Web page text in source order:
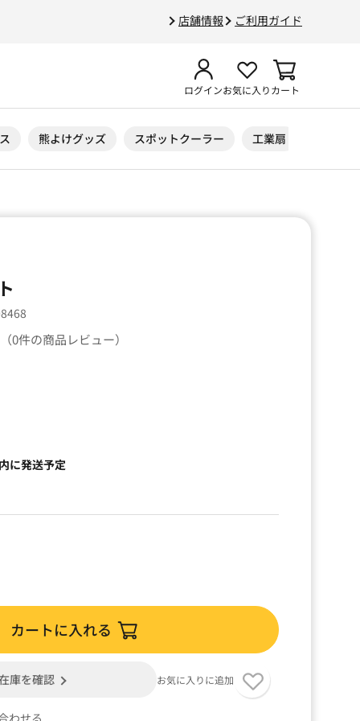
店舗情報 ご利用ガイド
ログインお気に入りカート
熊よけグッズ スポットクーラー 工業扇
（0件の商品レビュー）
に発送予定
カートに入れる
庫を確認 お気に入りに追加
わせる